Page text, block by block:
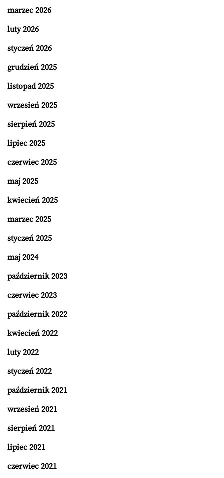
marzec 2026
luty 2026
styczeń 2026
grudzień 2025
listopad 2025
wrzesień 2025
sierpień 2025
lipiec 2025
czerwiec 2025
maj 2025
kwiecień 2025
marzec 2025
styczeń 2025
maj 2024
październik 2023
czerwiec 2023
październik 2022
kwiecień 2022
luty 2022
styczeń 2022
październik 2021
wrzesień 2021
sierpień 2021
lipiec 2021
czerwiec 2021